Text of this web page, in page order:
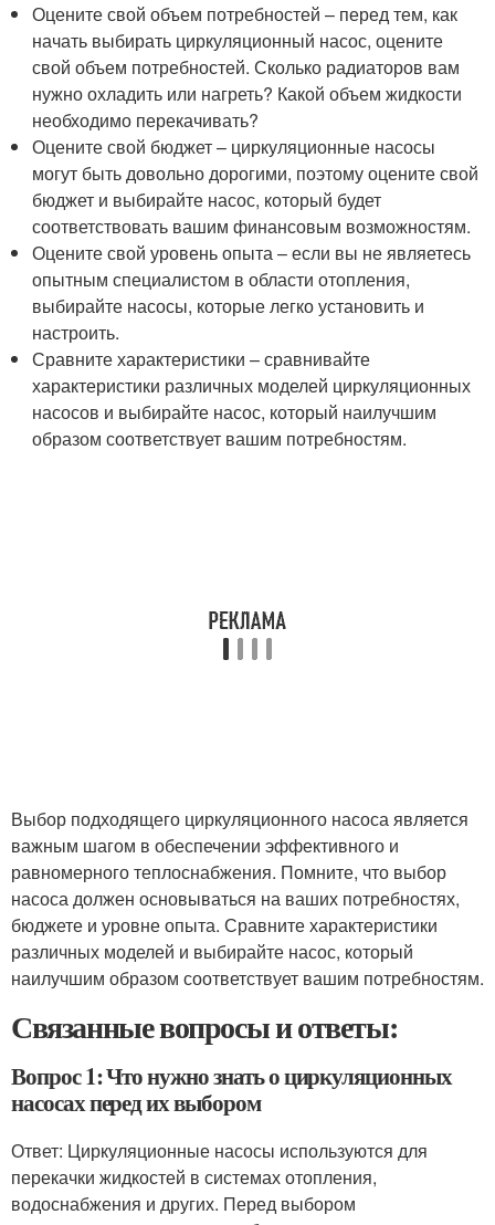
Оцените свой объем потребностей – перед тем, как
начать выбирать циркуляционный насос, оцените
свой объем потребностей. Сколько радиаторов вам
нужно охладить или нагреть? Какой объем жидкости
необходимо перекачивать?
Оцените свой бюджет – циркуляционные насосы
могут быть довольно дорогими, поэтому оцените свой
бюджет и выбирайте насос, который будет
соответствовать вашим финансовым возможностям.
Оцените свой уровень опыта – если вы не являетесь
опытным специалистом в области отопления,
выбирайте насосы, которые легко установить и
настроить.
Сравните характеристики – сравнивайте
характеристики различных моделей циркуляционных
насосов и выбирайте насос, который наилучшим
образом соответствует вашим потребностям.
Выбор подходящего циркуляционного насоса является
важным шагом в обеспечении эффективного и
равномерного теплоснабжения. Помните, что выбор
насоса должен основываться на ваших потребностях,
бюджете и уровне опыта. Сравните характеристики
различных моделей и выбирайте насос, который
наилучшим образом соответствует вашим потребностям.
Связанные вопросы и ответы:
Вопрос 1: Что нужно знать о циркуляционных
насосах перед их выбором
Ответ: Циркуляционные насосы используются для
перекачки жидкостей в системах отопления,
водоснабжения и других. Перед выбором